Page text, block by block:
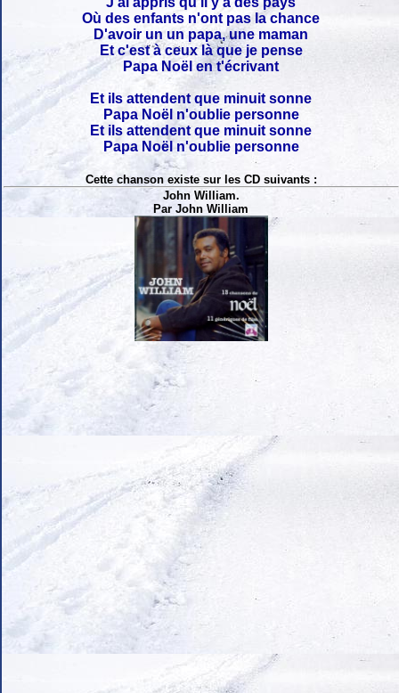
Où des enfants n'ont pas la chance
D'avoir un un papa, une maman
Et c'est à ceux là que je pense
Papa Noël en t'écrivant
Et ils attendent que minuit sonne
Papa Noël n'oublie personne
Et ils attendent que minuit sonne
Papa Noël n'oublie personne
Cette chanson existe sur les CD suivants :
John William.
Par John William